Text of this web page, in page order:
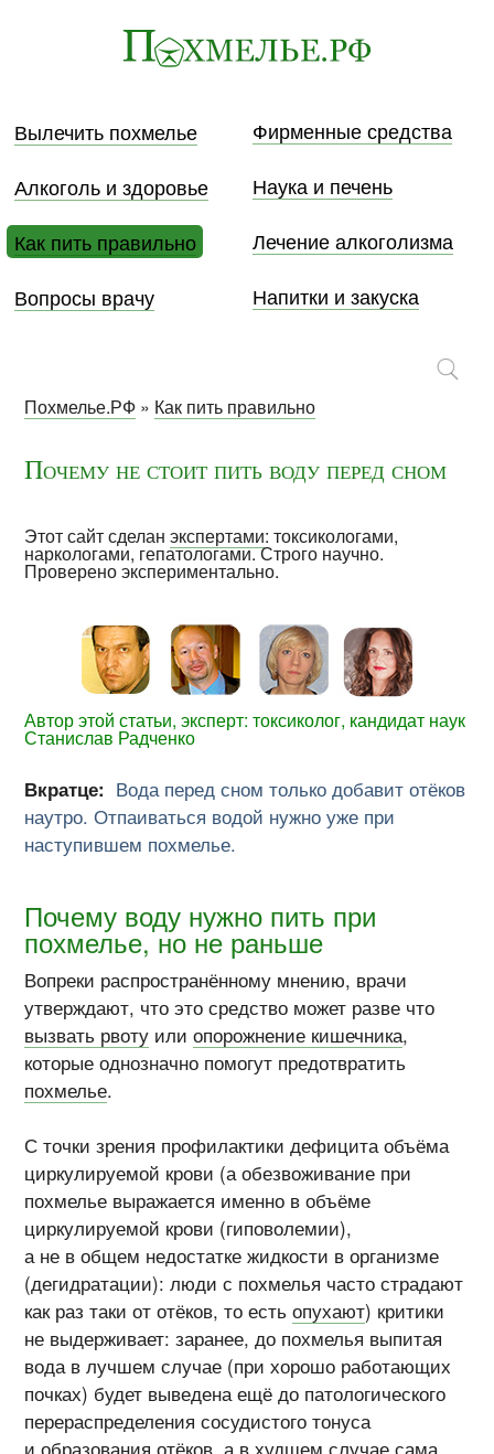
Вылечить похмелье
Фирменные средства
Алкоголь и здоровье
Наука и печень
Как пить правильно
Лечение алкоголизма
Вопросы врачу
Напитки и закуска
Похмелье.РФ » Как пить правильно
Почему не стоит пить воду перед сном
Этот сайт сделанэкспертами: токсикологами,
наркологами, гепатологами. Строго научно.
Проверено экспериментально.
Автор этой статьи, эксперт: токсиколог, кандидат наук
Станислав Радченко
Вкратце: Вода перед сном только добавит отёков
наутро. Отпаиваться водой нужно уже при
наступившем похмелье.
Почему воду нужно пить при
похмелье, но не раньше
Вопреки распространённому мнению, врачи
утверждают, что это средство может разве что
вызвать рвоту илиопорожнение кишечника,
которые однозначно помогут предотвратить
похмелье.
С точки зрения профилактики дефицита объёма
циркулируемой крови (а обезвоживание при
похмелье выражается именно в объёме
циркулируемой крови (гиповолемии),
а не в общем недостатке жидкости в организме
(дегидратации): люди с похмелья часто страдают
как раз таки от отёков, то естьопухают) критики
не выдерживает: заранее, до похмелья выпитая
вода в лучшем случае (при хорошо работающих
почках) будет выведена ещё до патологического
перераспределения сосудистого тонуса
и образования отёков, а в худшем случае сама